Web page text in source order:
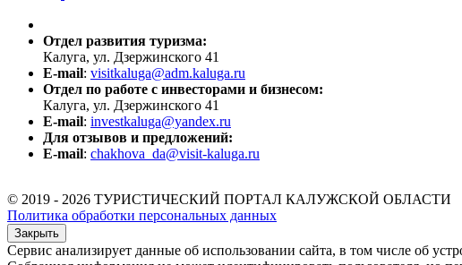
Отдел развития туризма:
Калуга, ул. Дзержинского 41
E-mail: visitkaluga@adm.kaluga.ru
Отдел по работе с инвесторами и бизнесом:
Калуга, ул. Дзержинского 41
E-mail: investkaluga@yandex.ru
Для отзывов и предложений:
E-mail: chakhova_da@visit-kaluga.ru
© 2019 - 2026 ТУРИСТИЧЕСКИЙ ПОРТАЛ КАЛУЖСКОЙ ОБЛАСТИ
Политика обработки персональных данных
Закрыть
Сервис анализирует данные об использовании сайта, в том числе об